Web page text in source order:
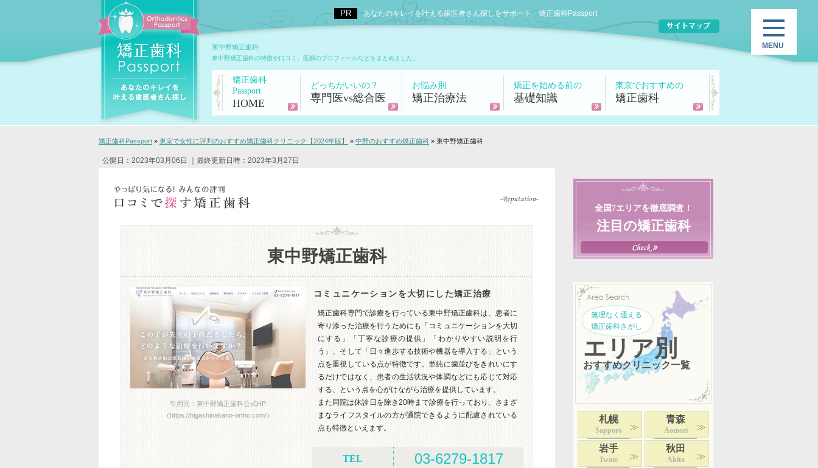
あなたのキレイを叶える歯医者さん探しをサポート 矯正歯科Passport
東中野矯正歯科
東中野矯正歯科の特徴や口コミ、医師のプロフィールなどをまとめました。
矯正歯科
Passport
HOME
どっちがいいの？
専門医vs総合医
お悩み別
矯正治療法
矯正を始める前の
基礎知識
東京でおすすめの
矯正歯科
矯正歯科Passport » 東京で女性に評判のおすすめ矯正歯科クリニック【2024年版】 » 中野のおすすめ矯正歯科 » 東中野矯正歯科
公開日：2023年03月06日 ｜最終更新日時：2023年3月27日
東中野矯正歯科
引用元：東中野矯正歯科公式HP
（https://higashinakano-ortho.com/）
コミュニケーションを大切にした矯正治療
矯正歯科専門で診療を行っている東中野矯正歯科は、患者に
寄り添った治療を行うためにも「コミュニケーションを大切
にする」「丁寧な診療の提供」「わかりやすい説明を行
う」、そして「日々進歩する技術や機器を導入する」という
点を重視している点が特徴です。単純に歯並びをきれいにす
るだけではなく、患者の生活状況や体調などにも応じて対応
する、という点を心がけながら治療を提供しています。
また同院は休診日を除き20時まで診療を行っており、さまざ
まなライフスタイルの方が通院できるように配慮されている
点も特徴といえます。
TEL 03-6279-1817
全国7エリアを徹底調査！
注目の矯正歯科
無理なく通える
矯正歯科さがし
エリア別
おすすめクリニック一覧
札幌
Sapporo
青森
Aomori
岩手
Iwate
秋田
Akita